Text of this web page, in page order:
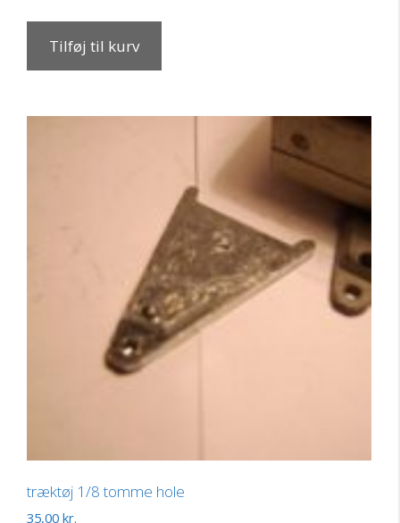
Tilføj til kurv
træktøj 1/8 tomme hole
35,00 kr.